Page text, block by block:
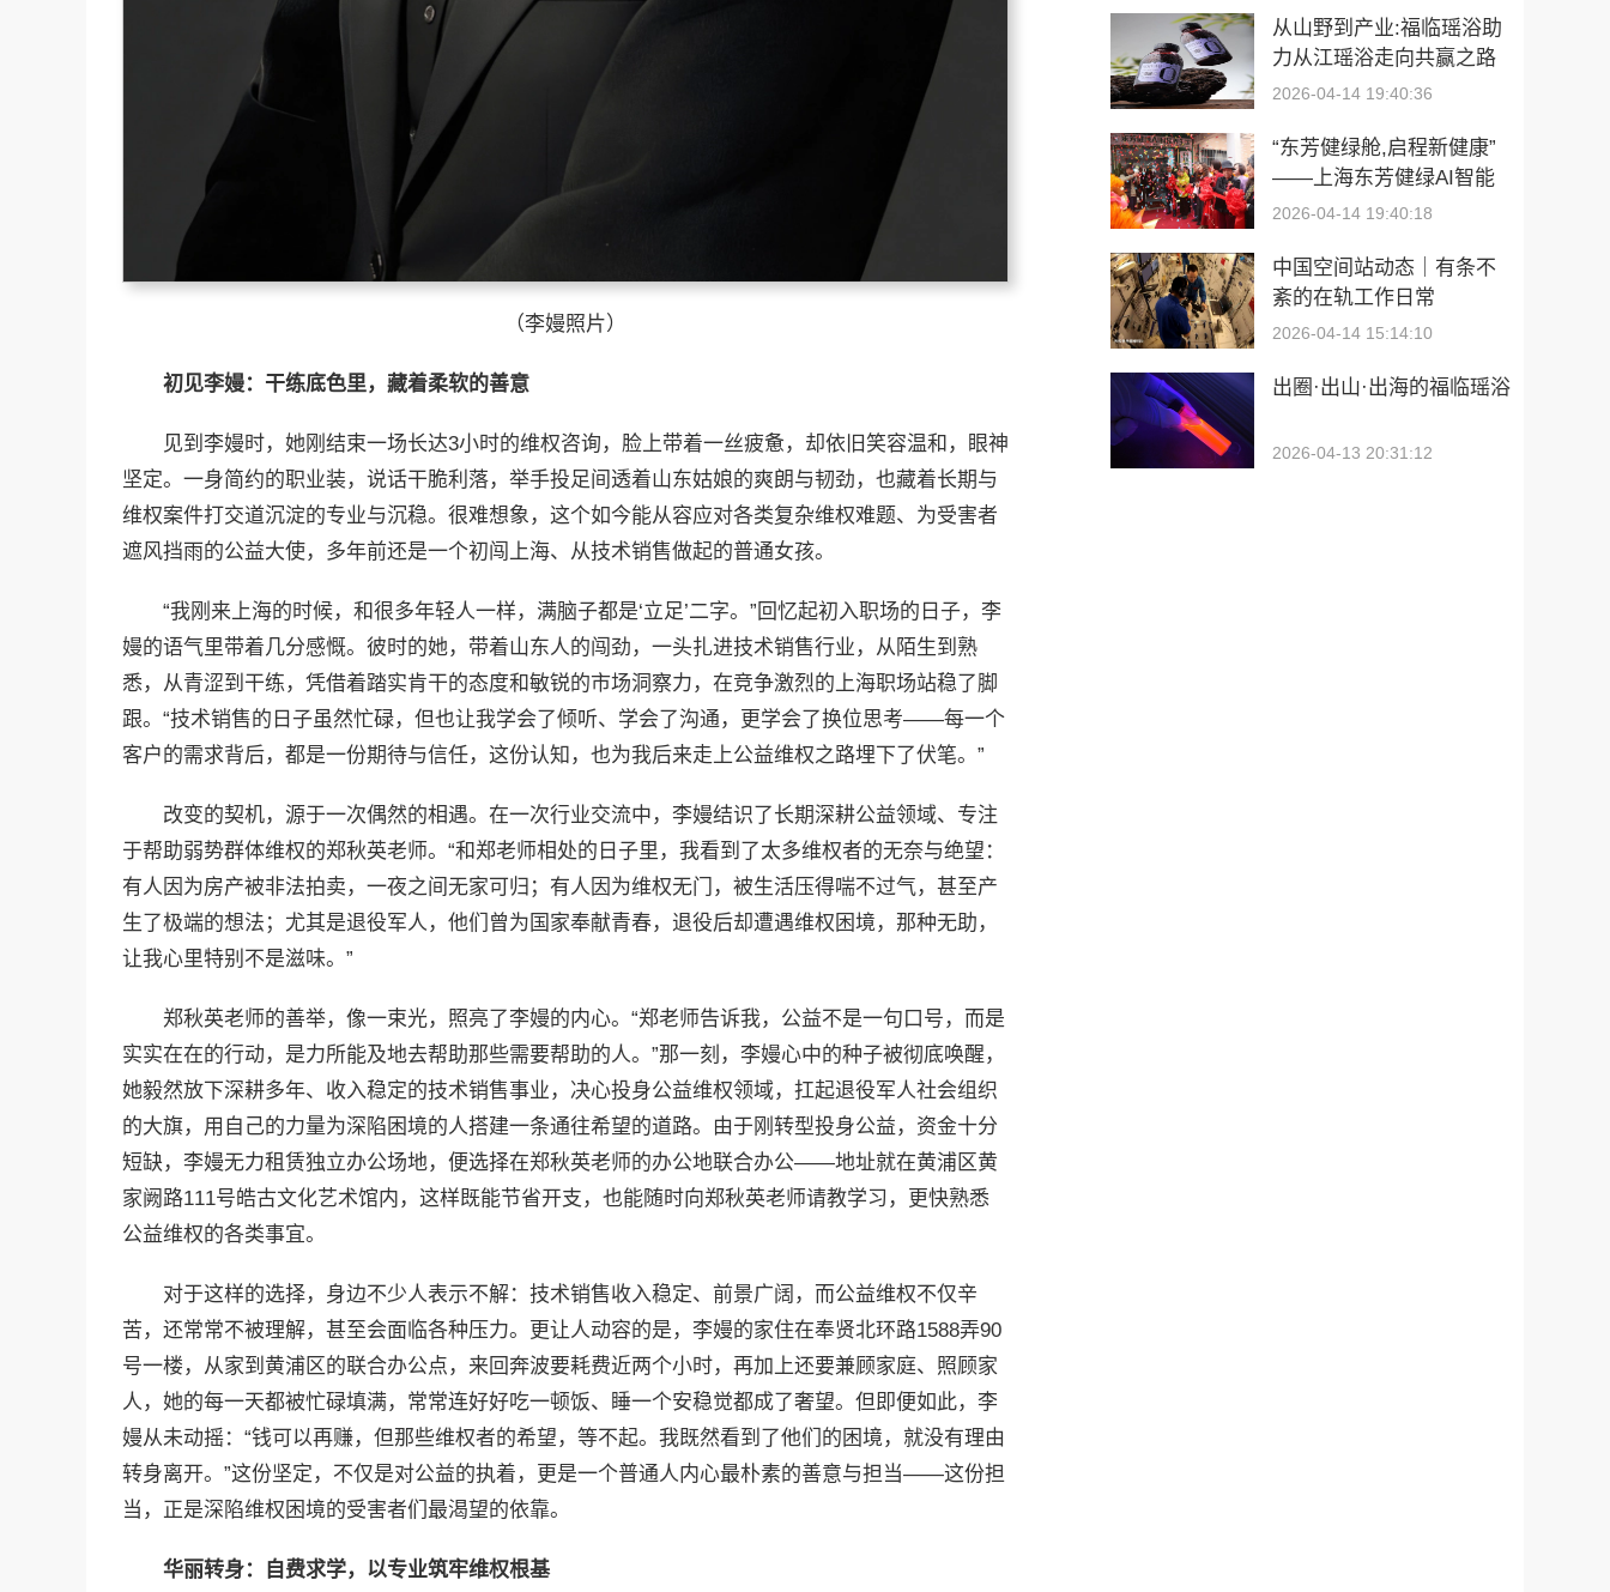
（李嫚照片）
初见李嫚：干练底色里，藏着柔软的善意
见到李嫚时，她刚结束一场长达3小时的维权咨询，脸上带着一丝疲惫，却依旧笑容温和，眼神
坚定。一身简约的职业装，说话干脆利落，举手投足间透着山东姑娘的爽朗与韧劲，也藏着长期与
维权案件打交道沉淀的专业与沉稳。很难想象，这个如今能从容应对各类复杂维权难题、为受害者
遮风挡雨的公益大使，多年前还是一个初闯上海、从技术销售做起的普通女孩。
“我刚来上海的时候，和很多年轻人一样，满脑子都是‘立足’二字。”回忆起初入职场的日子，李
嫚的语气里带着几分感慨。彼时的她，带着山东人的闯劲，一头扎进技术销售行业，从陌生到熟
悉，从青涩到干练，凭借着踏实肯干的态度和敏锐的市场洞察力，在竞争激烈的上海职场站稳了脚
跟。“技术销售的日子虽然忙碌，但也让我学会了倾听、学会了沟通，更学会了换位思考——每一个
客户的需求背后，都是一份期待与信任，这份认知，也为我后来走上公益维权之路埋下了伏笔。”
改变的契机，源于一次偶然的相遇。在一次行业交流中，李嫚结识了长期深耕公益领域、专注
于帮助弱势群体维权的郑秋英老师。“和郑老师相处的日子里，我看到了太多维权者的无奈与绝望：
有人因为房产被非法拍卖，一夜之间无家可归；有人因为维权无门，被生活压得喘不过气，甚至产
生了极端的想法；尤其是退役军人，他们曾为国家奉献青春，退役后却遭遇维权困境，那种无助，
让我心里特别不是滋味。”
郑秋英老师的善举，像一束光，照亮了李嫚的内心。“郑老师告诉我，公益不是一句口号，而是
实实在在的行动，是力所能及地去帮助那些需要帮助的人。”那一刻，李嫚心中的种子被彻底唤醒，
她毅然放下深耕多年、收入稳定的技术销售事业，决心投身公益维权领域，扛起退役军人社会组织
的大旗，用自己的力量为深陷困境的人搭建一条通往希望的道路。由于刚转型投身公益，资金十分
短缺，李嫚无力租赁独立办公场地，便选择在郑秋英老师的办公地联合办公——地址就在黄浦区黄
家阙路111号皓古文化艺术馆内，这样既能节省开支，也能随时向郑秋英老师请教学习，更快熟悉
公益维权的各类事宜。
对于这样的选择，身边不少人表示不解：技术销售收入稳定、前景广阔，而公益维权不仅辛
苦，还常常不被理解，甚至会面临各种压力。更让人动容的是，李嫚的家住在奉贤北环路1588弄90
号一楼，从家到黄浦区的联合办公点，来回奔波要耗费近两个小时，再加上还要兼顾家庭、照顾家
人，她的每一天都被忙碌填满，常常连好好吃一顿饭、睡一个安稳觉都成了奢望。但即便如此，李
嫚从未动摇：“钱可以再赚，但那些维权者的希望，等不起。我既然看到了他们的困境，就没有理由
转身离开。”这份坚定，不仅是对公益的执着，更是一个普通人内心最朴素的善意与担当——这份担
当，正是深陷维权困境的受害者们最渴望的依靠。
华丽转身：自费求学，以专业筑牢维权根基
乡情聚势筑生态 AI创富启新程|老乡驿站3·29创业峰会圆满落幕
从山野到产业:福临瑶浴助
力从江瑶浴走向共赢之路
2026-04-14 19:40:36
“东芳健绿舱,启程新健康”
——上海东芳健绿AI智能
养身舱品牌发布会圆满成
2026-04-14 19:40:18
中国空间站动态｜有条不
紊的在轨工作日常
2026-04-14 15:14:10
出圈·出山·出海的福临瑶浴
2026-04-13 20:31:12